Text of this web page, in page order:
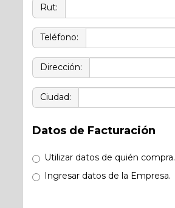
Rut:
Teléfono:
Dirección:
Ciudad:
Datos de Facturación
Utilizar datos de quién compra.
Ingresar datos de la Empresa.